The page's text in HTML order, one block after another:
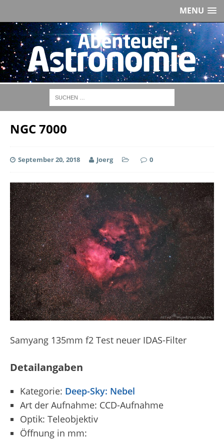
MENU
NGC 7000
September 20, 2018 Joerg 0
Samyang 135mm f2 Test neuer IDAS-Filter
Detailangaben
Kategorie: Deep-Sky: Nebel
Art der Aufnahme: CCD-Aufnahme
Optik: Teleobjektiv
Öffnung in mm: